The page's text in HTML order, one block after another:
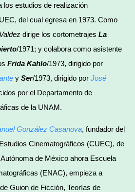
los estudios de realización
del cual egresa en 1973. Como
dirige los cortometrajes La
/1971; y colabora como asistente
Frida Kahlo/1973, dirigido por
y Ser/1973, dirigido por José
por el Departamento de
de la UNAM.
González Casanova, fundador del
Cinematográficos (CUEC), de
de México ahora Escuela
(ENAC), empieza a
Guion de Ficción, Teorías de